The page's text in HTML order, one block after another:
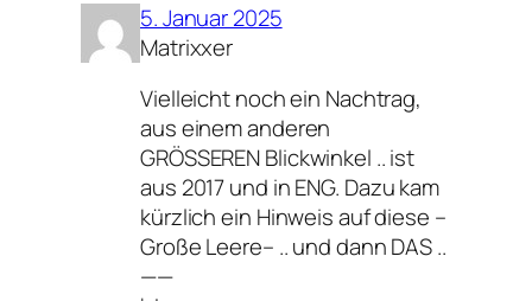
5. Januar 2025
Matrixxer
Vielleicht noch ein Nachtrag,
aus einem anderen
GRÖSSEREN Blickwinkel .. ist
aus 2017 und in ENG. Dazu kam
kürzlich ein Hinweis auf diese –
Große Leere– .. und dann DAS ..
——